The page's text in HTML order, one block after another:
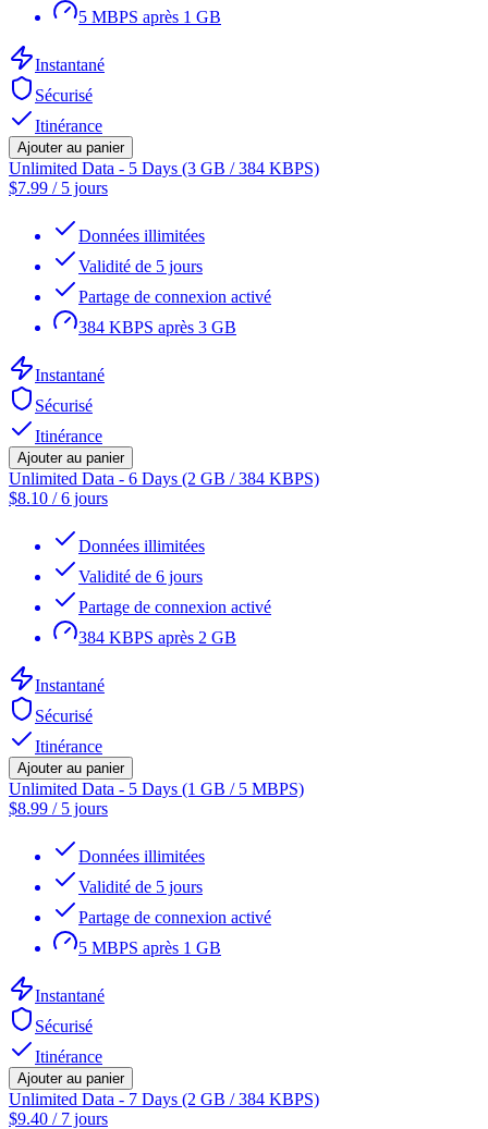
5 MBPS après 1 GB
Instantané
Sécurisé
Itinérance
Ajouter au panier
Unlimited Data - 5 Days (3 GB / 384 KBPS)
$7.99 / 5 jours
Données illimitées
Validité de 5 jours
Partage de connexion activé
384 KBPS après 3 GB
Instantané
Sécurisé
Itinérance
Ajouter au panier
Unlimited Data - 6 Days (2 GB / 384 KBPS)
$8.10 /6 jours
Données illimitées
Validité de 6 jours
Partage de connexion activé
384 KBPS après 2 GB
Instantané
Sécurisé
Itinérance
Ajouter au panier
Unlimited Data - 5 Days (1 GB / 5 MBPS)
$8.99 / 5 jours
Données illimitées
Validité de 5 jours
Partage de connexion activé
5 MBPS après 1 GB
Instantané
Sécurisé
Itinérance
Ajouter au panier
Unlimited Data - 7 Days (2 GB / 384 KBPS)
$9.40 / 7 jours